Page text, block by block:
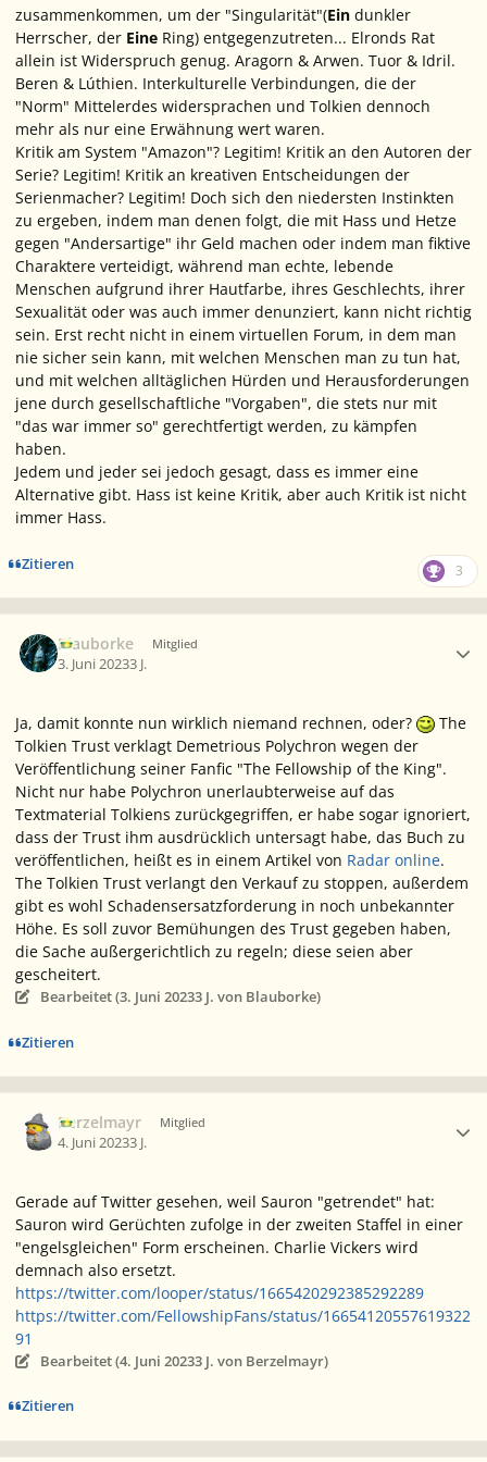
zusammenkommen, um der "Singularität"(Ein dunkler
Herrscher, der Eine Ring) entgegenzutreten... Elronds Rat
allein ist Widerspruch genug. Aragorn & Arwen. Tuor & Idril.
Beren & Lúthien. Interkulturelle Verbindungen, die der
"Norm" Mittelerdes widersprachen und Tolkien dennoch
mehr als nur eine Erwähnung wert waren.
Kritik am System "Amazon"? Legitim! Kritik an den Autoren der
Serie? Legitim! Kritik an kreativen Entscheidungen der
Serienmacher? Legitim! Doch sich den niedersten Instinkten
zu ergeben, indem man denen folgt, die mit Hass und Hetze
gegen "Andersartige" ihr Geld machen oder indem man fiktive
Charaktere verteidigt, während man echte, lebende
Menschen aufgrund ihrer Hautfarbe, ihres Geschlechts, ihrer
Sexualität oder was auch immer denunziert, kann nicht richtig
sein. Erst recht nicht in einem virtuellen Forum, in dem man
nie sicher sein kann, mit welchen Menschen man zu tun hat,
und mit welchen alltäglichen Hürden und Herausforderungen
jene durch gesellschaftliche "Vorgaben", die stets nur mit
"das war immer so" gerechtfertigt werden, zu kämpfen
haben.
Jedem und jeder sei jedoch gesagt, dass es immer eine
Alternative gibt. Hass ist keine Kritik, aber auch Kritik ist nicht
immer Hass.
Zitieren 3
Blauborke Mitglied
3. Juni 20233 J.
Ja, damit konnte nun wirklich niemand rechnen, oder?
The
Tolkien Trust verklagt Demetrious Polychron wegen der
Veröffentlichung seiner Fanfic "The Fellowship of the King".
Nicht nur habe Polychron unerlaubterweise auf das
Textmaterial Tolkiens zurückgegriffen, er habe sogar ignoriert,
dass der Trust ihm ausdrücklich untersagt habe, das Buch zu
veröffentlichen, heißt es in einem Artikel von Radar online.
The Tolkien Trust verlangt den Verkauf zu stoppen, außerdem
gibt es wohl Schadensersatzforderung in noch unbekannter
Höhe. Es soll zuvor Bemühungen des Trust gegeben haben,
die Sache außergerichtlich zu regeln; diese seien aber
gescheitert.
Bearbeitet (3. Juni 20233 J. von Blauborke)
Zitieren
Berzelmayr Mitglied
4. Juni 20233 J.
Gerade auf Twitter gesehen, weil Sauron "getrendet" hat:
Sauron wird Gerüchten zufolge in der zweiten Staffel in einer
"engelsgleichen" Form erscheinen. Charlie Vickers wird
demnach also ersetzt.
https://twitter.com/looper/status/1665420292385292289
https://twitter.com/FellowshipFans/status/16654120557619322
91
Bearbeitet (4. Juni 20233 J. von Berzelmayr)
Zitieren